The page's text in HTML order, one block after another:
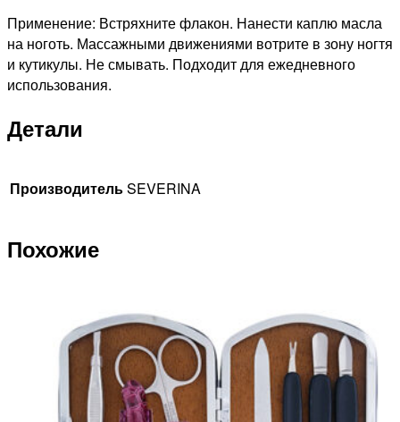
Применение: Встряхните флакон. Нанести каплю масла
на ноготь. Массажными движениями вотрите в зону ногтя
и кутикулы. Не смывать. Подходит для ежедневного
использования.
Детали
ПроизводительSEVERINA
Похожие